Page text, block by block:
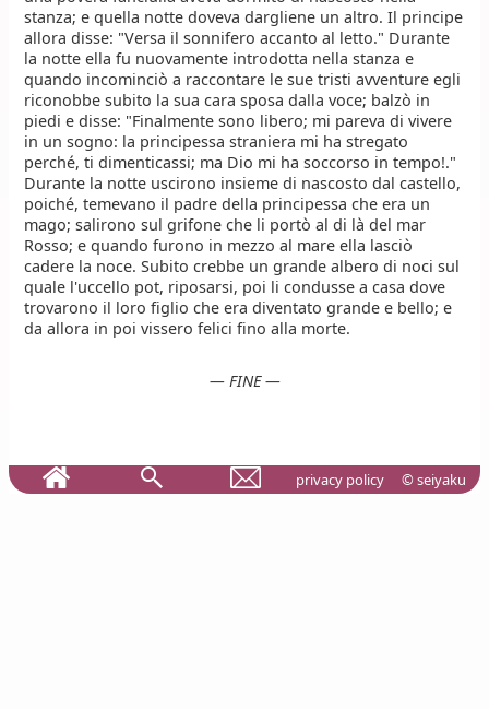
stanza; e quella notte doveva dargliene un altro. Il principe
allora disse: "Versa il sonnifero accanto al letto." Durante
la notte ella fu nuovamente introdotta nella stanza e
quando incominciò a raccontare le sue tristi avventure egli
riconobbe subito la sua cara sposa dalla voce; balzò in
piedi e disse: "Finalmente sono libero; mi pareva di vivere
in un sogno: la principessa straniera mi ha stregato
perché, ti dimenticassi; ma Dio mi ha soccorso in tempo!."
Durante la notte uscirono insieme di nascosto dal castello,
poiché, temevano il padre della principessa che era un
mago; salirono sul grifone che li portò al di là del mar
Rosso; e quando furono in mezzo al mare ella lasciò
cadere la noce. Subito crebbe un grande albero di noci sul
quale l'uccello pot, riposarsi, poi li condusse a casa dove
trovarono il loro figlio che era diventato grande e bello; e
da allora in poi vissero felici fino alla morte.
— FINE —
privacy policy © seiyaku